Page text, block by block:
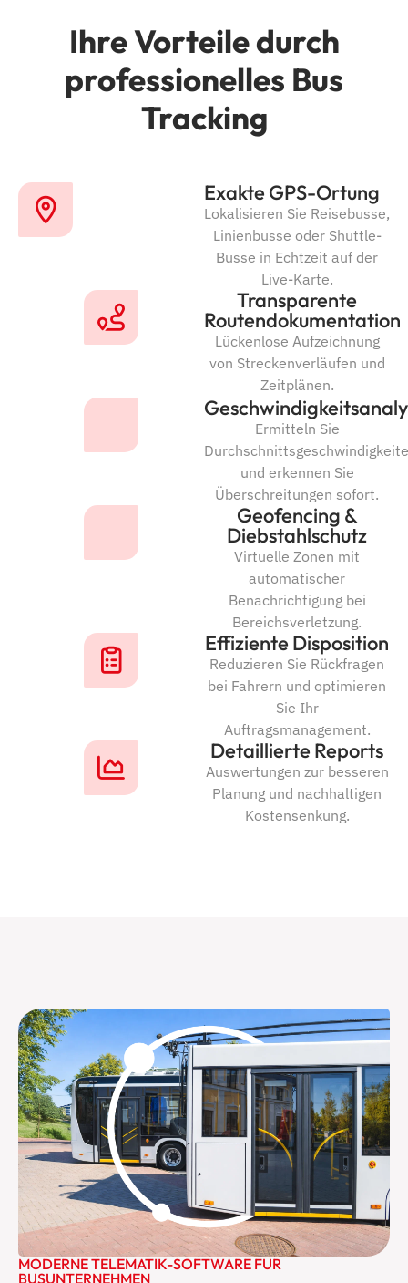
Ihre Vorteile durch
professionelles Bus
Tracking
Exakte GPS-Ortung
Lokalisieren Sie Reisebusse,
Linienbusse oder Shuttle-
Busse in Echtzeit auf der
Live-Karte.
Transparente
Routendokumentation
Lückenlose Aufzeichnung
von Streckenverläufen und
Zeitplänen.
Ermitteln Sie
und erkennen Sie
Überschreitungen sofort.
Geofencing &
Diebstahlschutz
Virtuelle Zonen mit
automatischer
Benachrichtigung bei
Bereichsverletzung.
Effiziente Disposition
Reduzieren Sie Rückfragen
bei Fahrern und optimieren
Sie Ihr
Auftragsmanagement.
Detaillierte Reports
Auswertungen zur besseren
Planung und nachhaltigen
Kostensenkung.
MODERNE TELEMATIK-SOFTWARE FÜR
BUSUNTERNEHMEN